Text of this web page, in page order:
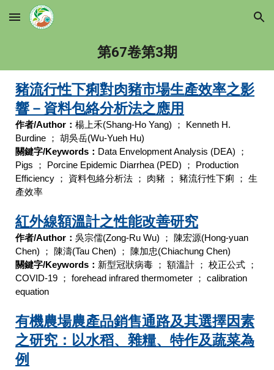
Skip to main content Skip to navigation
第67卷第3期
豬流行性下痢對肉豬市場生產效率之影
響－資料包絡分析法之應用
作者/Author：楊上禾(Shang-Ho Yang) ；
Kenneth H.
Burdine
； 胡吳岳(Wu-Yueh Hu)
關鍵字/Keywords： Data Envelopment Analysis (DEA)
；
Pigs
； Porcine Epidemic Diarrhea (PED) ；
Production
Efficiency
； 資料包絡分析法 ； 肉豬 ； 豬流行性下痢 ；
生
產效率
紅外線額溫計之性能改善研究
作者/Author：吳宗儒(Zong-Ru Wu) ； 陳宏源(Hong-yuan
Chen)
； 陳濤(Tau Chen) ； 陳加忠(Chiachung Chen)
關鍵字/Keywords： 新型冠狀病毒 ； 額溫計 ； 校正公式
；
COVID-19
； forehead infrared thermometer ；
calibration
equation
有機農場農產品銷售通路及其選擇因素
之研究：以水稻、雜糧、特作及蔬菜為
例